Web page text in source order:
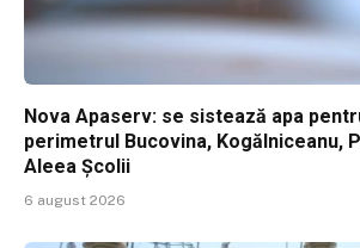
Nova Apaserv: se sistează apa
perimetrul Bucovina, Kogălniceanu,
Aleea Școlii
6 august 2026